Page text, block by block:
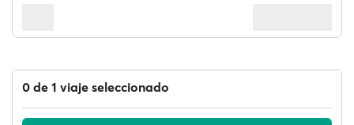
0 de 1 viaje seleccionado